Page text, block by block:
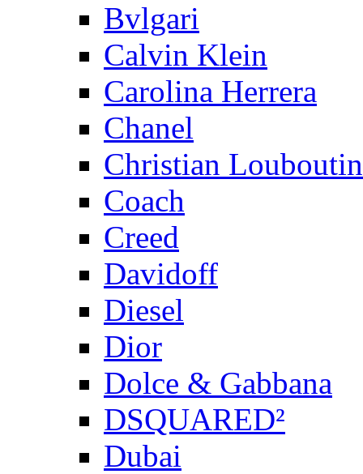
Bvlgari
Calvin Klein
Carolina Herrera
Chanel
Christian Louboutin
Coach
Creed
Davidoff
Diesel
Dior
Dolce & Gabbana
DSQUARED²
Dubai